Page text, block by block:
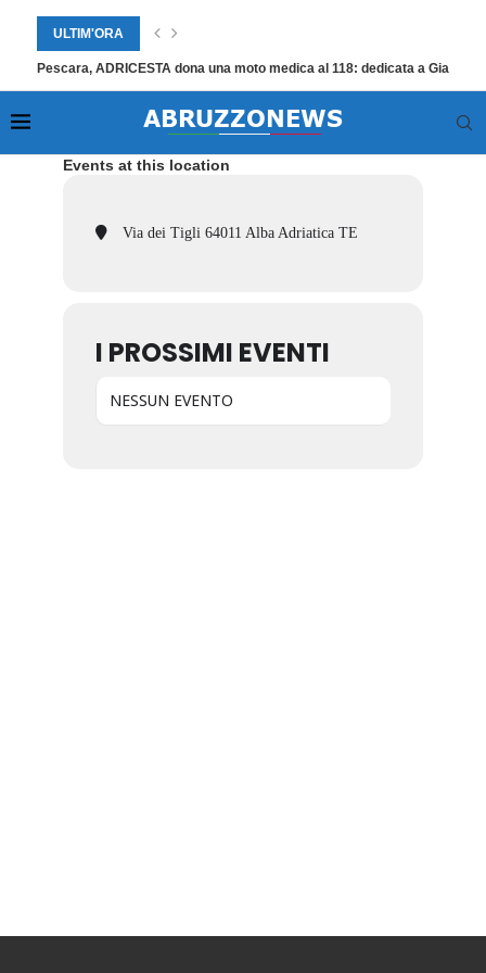
ULTIM'ORA
Pescara, ADRICESTA dona una moto medica al 118: dedicata a
Events at this location
Via dei Tigli 64011 Alba Adriatica TE
I PROSSIMI EVENTI
NESSUN EVENTO